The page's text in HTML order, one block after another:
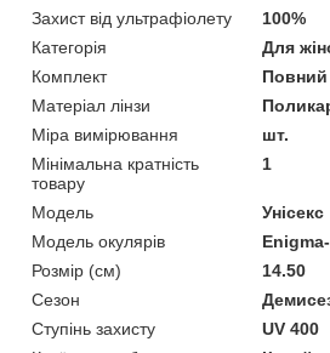
Захист від ультрафіолету
100%
Категорія
Для
Комплект
Повний
Матеріал лінзи
Міра вимірювання
шт.
Мінімальна кратність
товару
1
Мoдель
Унісекс
Модель окулярів
Розмір (см)
14.50
Сезон
Ступінь захисту
UV 400